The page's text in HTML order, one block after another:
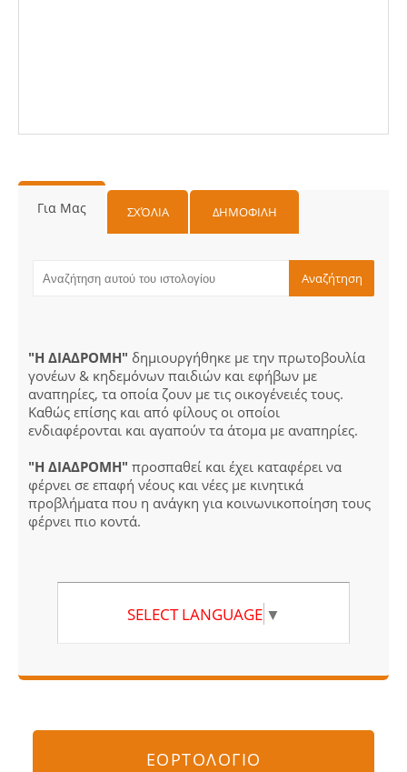
Για Μας ΣΧΌΛΙΑ ΔΗΜΟΦΙΛΗ
"Η ΔΙΑΔΡΟΜΗ" δημιουργήθηκε με την πρωτοβουλία
γονέων & κηδεμόνων παιδιών και εφήβων με
αναπηρίες, τα οποία ζουν με τις οικογένειές τους.
Καθώς επίσης και από φίλους οι οποίοι
ενδιαφέρονται και αγαπούν τα άτομα με αναπηρίες.
"Η ΔΙΑΔΡΟΜΗ" προσπαθεί και έχει καταφέρει να
φέρνει σε επαφή νέους και νέες με κινητικά
προβλήματα που η ανάγκη για κοινωνικοποίηση τους
φέρνει πιο κοντά.
SELECT LANGUAGE ▼
ΕΟΡΤΟΛΟΓΙΟ